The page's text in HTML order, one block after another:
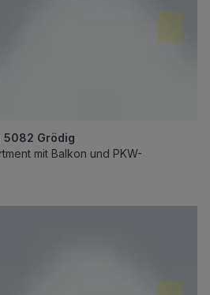
5082 Grödig
mit Balkon und PKW-